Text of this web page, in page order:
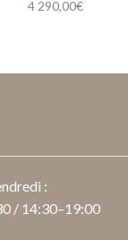
4 290,00€
:
/ 14:30–19:00